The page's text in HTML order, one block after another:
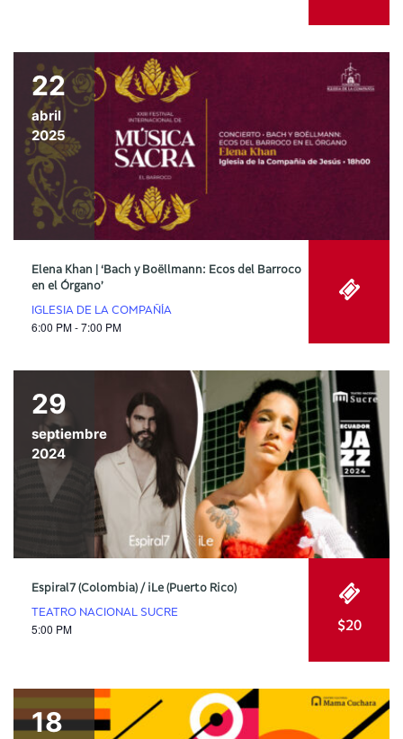
22
abril
2025
Elena Khan | ‘Bach y Boëllmann: Ecos del Barroco
en el Órgano’
IGLESIA DE LA COMPAÑÍA
6:00 PM - 7:00 PM
29
septiembre
2024
Espiral7 (Colombia) / iLe (Puerto Rico)
TEATRO NACIONAL SUCRE
5:00 PM $20
18